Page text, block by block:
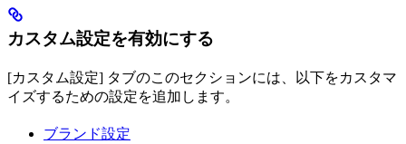
カスタム設定を有効にする
[カスタム設定] タブのこのセクションには、以下をカスタマ
イズするための設定を追加します。
ブランド設定